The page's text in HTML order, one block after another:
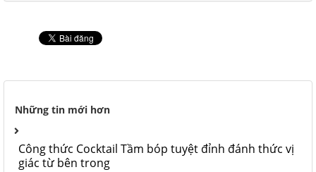
Những tin mới hơn
Công thức Cocktail Tầm bóp tuyệt đỉnh đánh thức vị
giác từ bên trong